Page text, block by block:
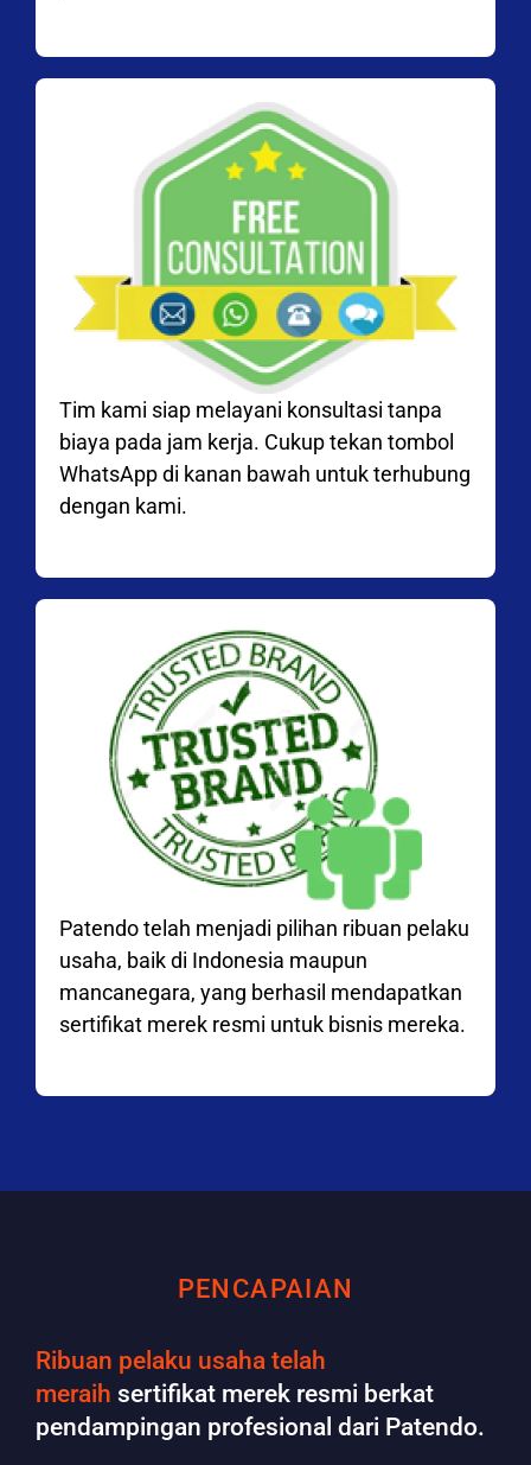
Tim kami siap melayani konsultasi tanpa
biaya pada jam kerja. Cukup tekan tombol
WhatsApp di kanan bawah untuk terhubung
dengan kami.
Patendo telah menjadi pilihan ribuan pelaku
usaha, baik di Indonesia maupun
mancanegara, yang berhasil mendapatkan
sertifikat merek resmi untuk bisnis mereka.
PENCAPAIAN
Ribuan pelaku usaha telah
meraih sertifikat merek resmi berkat
pendampingan profesional dari Patendo.